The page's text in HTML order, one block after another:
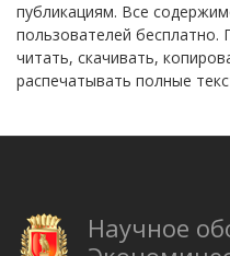
публикациям. Все
пользователей бесплатно.
читать, скачивать,
распечатывать полные
Научное